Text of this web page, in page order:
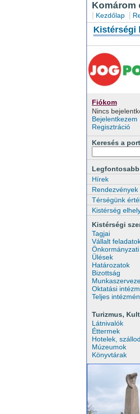
Komárom
Kezdőlap
Kistérségi
Fiókom
Nincs
Bejelentkezem
Regisztráció
Keresés a
Legfontosabb
Hírek
Rendezvények
Térségünk
Kistérség
Kistérségi
Tagjai
Vállalt
Ülések
Határozatok
Bizottság
Oktatási
Teljes
Turizmus,
Látnivalók
Éttermek
Hotelek,
Múzeumok
Könyvtárak